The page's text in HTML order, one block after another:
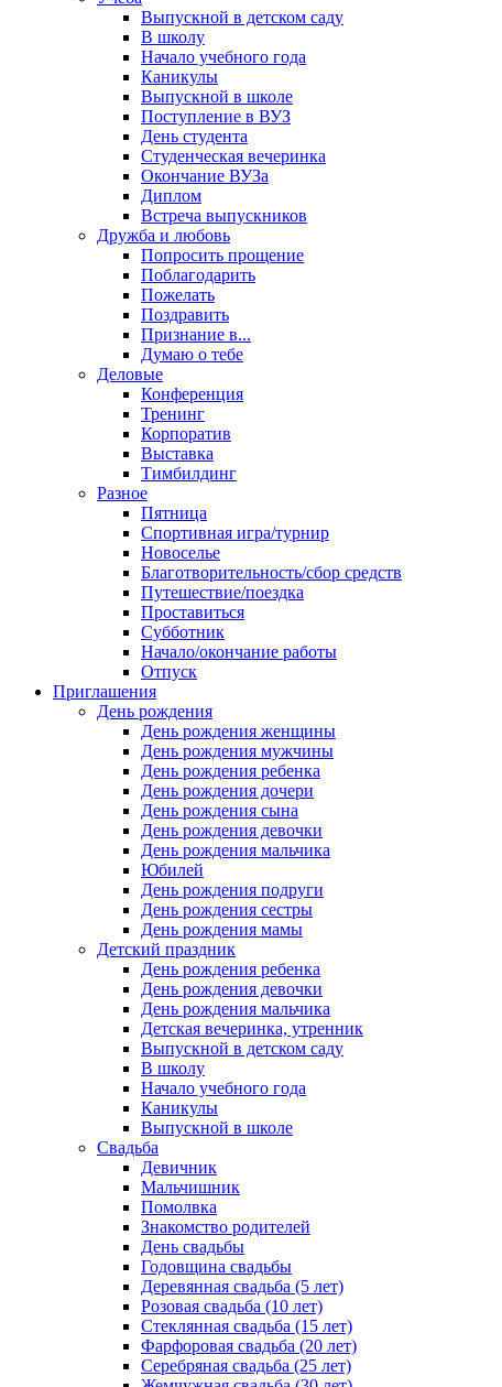
Выпускной в детском саду
В школу
Начало учебного года
Каникулы
Выпускной в школе
Поступление в ВУЗ
День студента
Студенческая вечеринка
Окончание ВУЗа
Диплом
Встреча выпускников
Дружба и любовь
Попросить прощение
Поблагодарить
Пожелать
Поздравить
Признание в...
Думаю о тебе
Деловые
Конференция
Тренинг
Корпоратив
Выставка
Тимбилдинг
Разное
Пятница
Спортивная игра/турнир
Новоселье
Благотворительность/сбор средств
Путешествие/поездка
Проставиться
Субботник
Начало/окончание работы
Отпуск
Приглашения
День рождения
День рождения женщины
День рождения мужчины
День рождения ребенка
День рождения дочери
День рождения сына
День рождения девочки
День рождения мальчика
Юбилей
День рождения подруги
День рождения сестры
День рождения мамы
Детский праздник
День рождения ребенка
День рождения девочки
День рождения мальчика
Детская вечеринка, утренник
Выпускной в детском саду
В школу
Начало учебного года
Каникулы
Выпускной в школе
Свадьба
Девичник
Мальчишник
Помолвка
Знакомство родителей
День свадьбы
Годовщина свадьбы
Деревянная свадьба (5 лет)
Розовая свадьба (10 лет)
Стеклянная свадьба (15 лет)
Фарфоровая свадьба (20 лет)
Серебряная свадьба (25 лет)